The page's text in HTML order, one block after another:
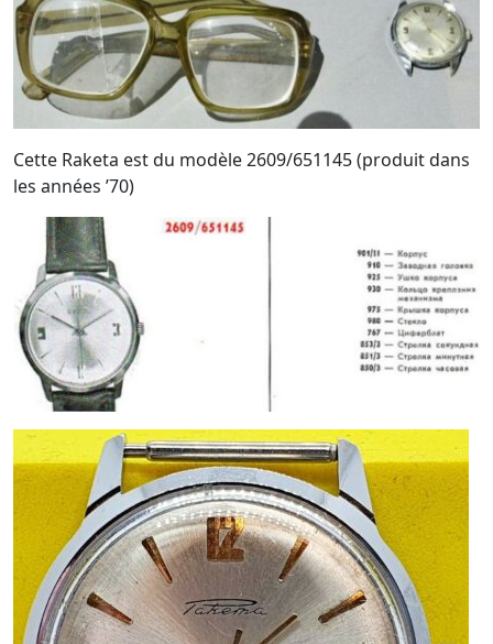
Cette Raketa est du modèle 2609/651145 (produit dans
les années ’70)